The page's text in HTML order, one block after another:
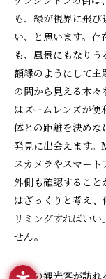
も、緑が視界に飛
い、と思います。
も、風景にもなり
額縁のようにして
の間から見える木
はズームレンズが
体との距離を決めな
発見に出会えます。
スカメラやスマー
外側も確認すること
はざっくりと考え
リミングすればい
せん。
多くの観光客が訪